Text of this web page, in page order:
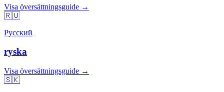
Visa översättningsguide →
🇷🇺
Русский
ryska
Visa översättningsguide →
🇸🇰